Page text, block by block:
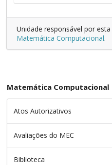
Unidade responsável por esta
Matemática Computacional.
Matemática Computacional
Atos Autorizativos
Avaliações do MEC
Biblioteca